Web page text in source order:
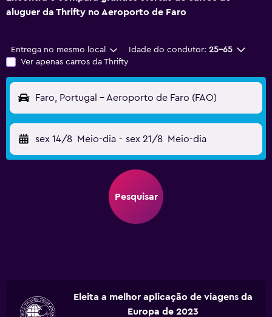
aluguer da Thrifty no Aeroporto de Faro
Entrega no mesmo local Idade do condutor: 25-65
Ver apenas carros da Thrifty
Faro, Portugal - Aeroporto de Faro (FAO)
sex 14/8 Meio-dia - sex 21/8 Meio-dia
Pesquisar
Eleita a melhor aplicação de viagens da
Europa de 2023